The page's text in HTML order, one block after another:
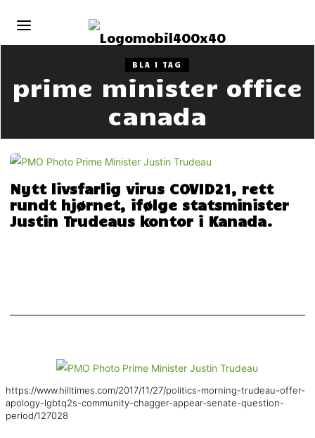
BLA I TAG
prime minister office
canada
Nytt livsfarlig virus COVID21, rett
rundt hjørnet, ifølge statsminister
Justin Trudeaus kontor i Kanada.
https://www.hilltimes.com/2017/11/27/politics-morning-trudeau-offer-
apology-lgbtq2s-community-chagger-appear-senate-question-
period/127028